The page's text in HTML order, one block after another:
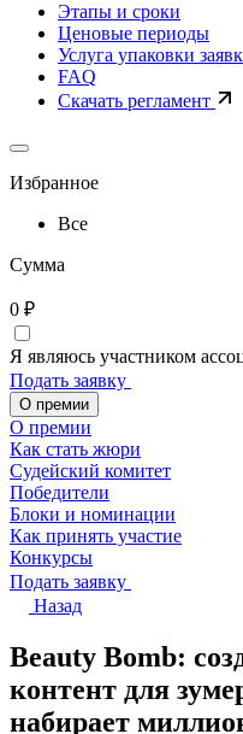
Этапы и сроки
Ценовые периоды
Услуга упаковки
FAQ
Скачать регламент
Избранное
Все
Сумма
0 ₽
Я являюсь участником
Подать заявку
О премии
О премии
Как стать жюри
Судейский комитет
Победители
Блоки и номинации
Как принять участие
Конкурсы
Подать заявку
Назад
Beauty Bomb:
контент для
набирает